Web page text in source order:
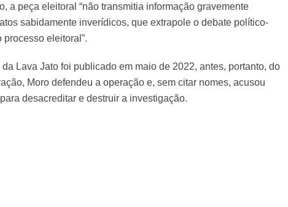
a peça eleitoral “não transmitia informação gravemente
sabidamente inverídicos, que extrapole o debate político-
eleitoral”.
Lava Jato foi publicado em maio de 2022, antes, portanto, do
Moro defendeu a operação e, sem citar nomes, acusou
desacreditar e destruir a investigação.